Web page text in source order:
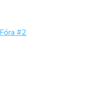
#2